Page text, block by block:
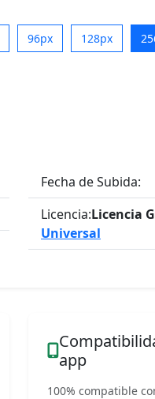
96px 128px
Fecha de Subida:
Licencia:Licencia
Universal
app
100% compatible